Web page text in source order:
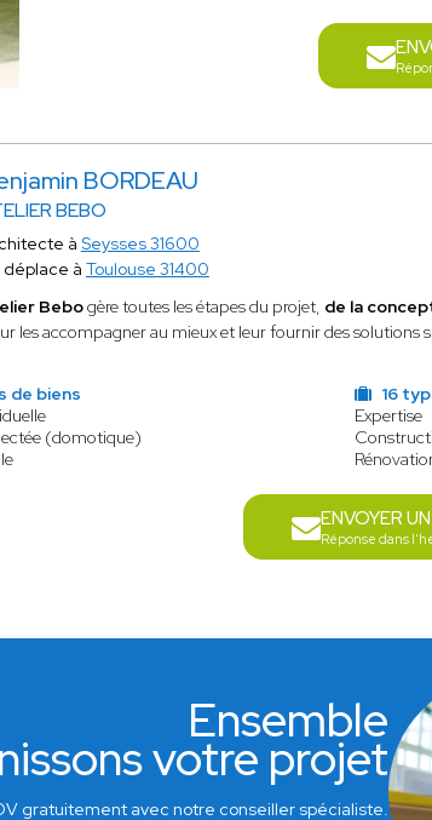
BORDEAU
BEBO
à Seysses 31600
déplace à Toulouse 31400
Bebogère toutes les étapes du projet, de la
les accompagner au mieux et leur fournir des
de biens
(domotique)
16
Expertise
ENVOYER
Réponse dans
Ensemble
votre projet
gratuitement avec notre conseiller spécialiste.